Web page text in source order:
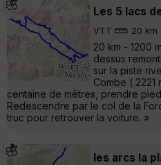
Les 5 lacs
VTT 20 km
20 km - 1200
dessus
sur la piste
Combe (
centaine de mètres, prendre
Redescendre par le col de la
truc pour retrouver la voiture. »
les arcs la